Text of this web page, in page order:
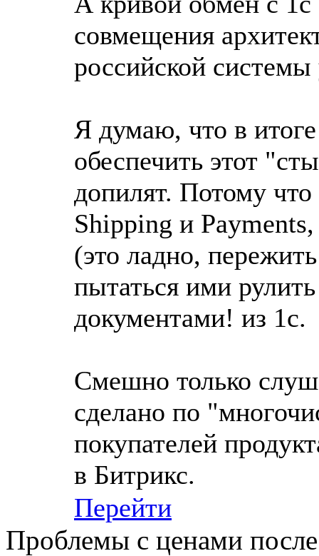
совмещения
российской системы
Я думаю, что в
обеспечить этот
допилят. Потому что
Shipping и Payments,
(это ладно,
пытаться ими
документами! из 1с.
Смешно только
сделано по
покупателей
в Битрикс.
Перейти
Проблемы с ценами после